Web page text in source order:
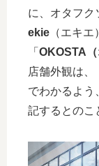
に、オタフク
ekie （エキ
「 OKOSTA（
店舗外観は、
でわかるよう
記するとのこ